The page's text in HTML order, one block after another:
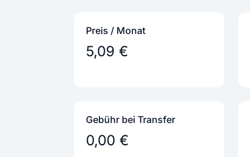
Preis / Monat
5,09 €
Gebühr bei Transfer
0,00 €